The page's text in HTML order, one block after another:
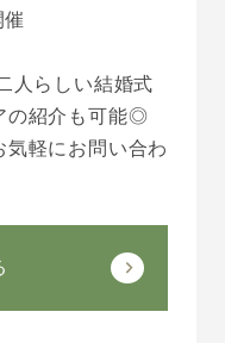
人らしい結婚式
の紹介も可能◎
気軽にお問い合わ